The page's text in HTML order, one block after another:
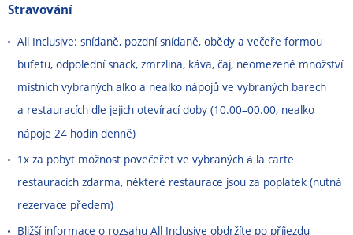
Stravování
All Inclusive: snídaně, pozdní snídaně, obědy a večeře formou
bufetu, odpolední snack, zmrzlina, káva, čaj, neomezené množství
místních vybraných alko a nealko nápojů ve vybraných barech
a restauracích dle jejich otevírací doby (10.00–00.00, nealko
nápoje 24 hodin denně)
1x za pobyt možnost povečeřet ve vybraných à la carte
restauracích zdarma, některé restaurace jsou za poplatek (nutná
rezervace předem)
Bližší informace o rozsahu All Inclusive obdržíte po příjezdu